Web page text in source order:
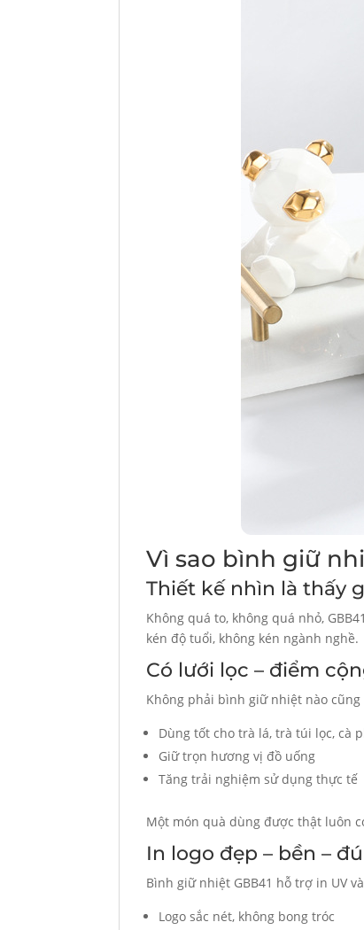
Vì sao bình giữ
Thiết kế nhìn là thấy
Không quá to, không quá nhỏ,
kén độ tuổi, không kén ngành nghề.
Có lưới lọc – điểm
Không phải bình giữ nhiệt nào
Dùng tốt cho trà lá, trà túi lọc, cà
Giữ trọn hương vị đồ uống
Tăng trải nghiệm sử dụng thực tế
Một món quà dùng được thật luôn
In logo đẹp – bền –
Bình giữ nhiệt GBB41 hỗ trợ in UV
Logo sắc nét, không bong tróc